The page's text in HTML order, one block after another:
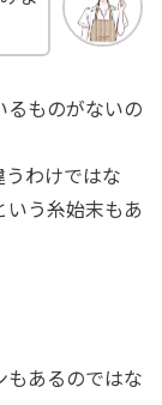
ものがないの
わけではな
う糸始末もあ
もあるのではな